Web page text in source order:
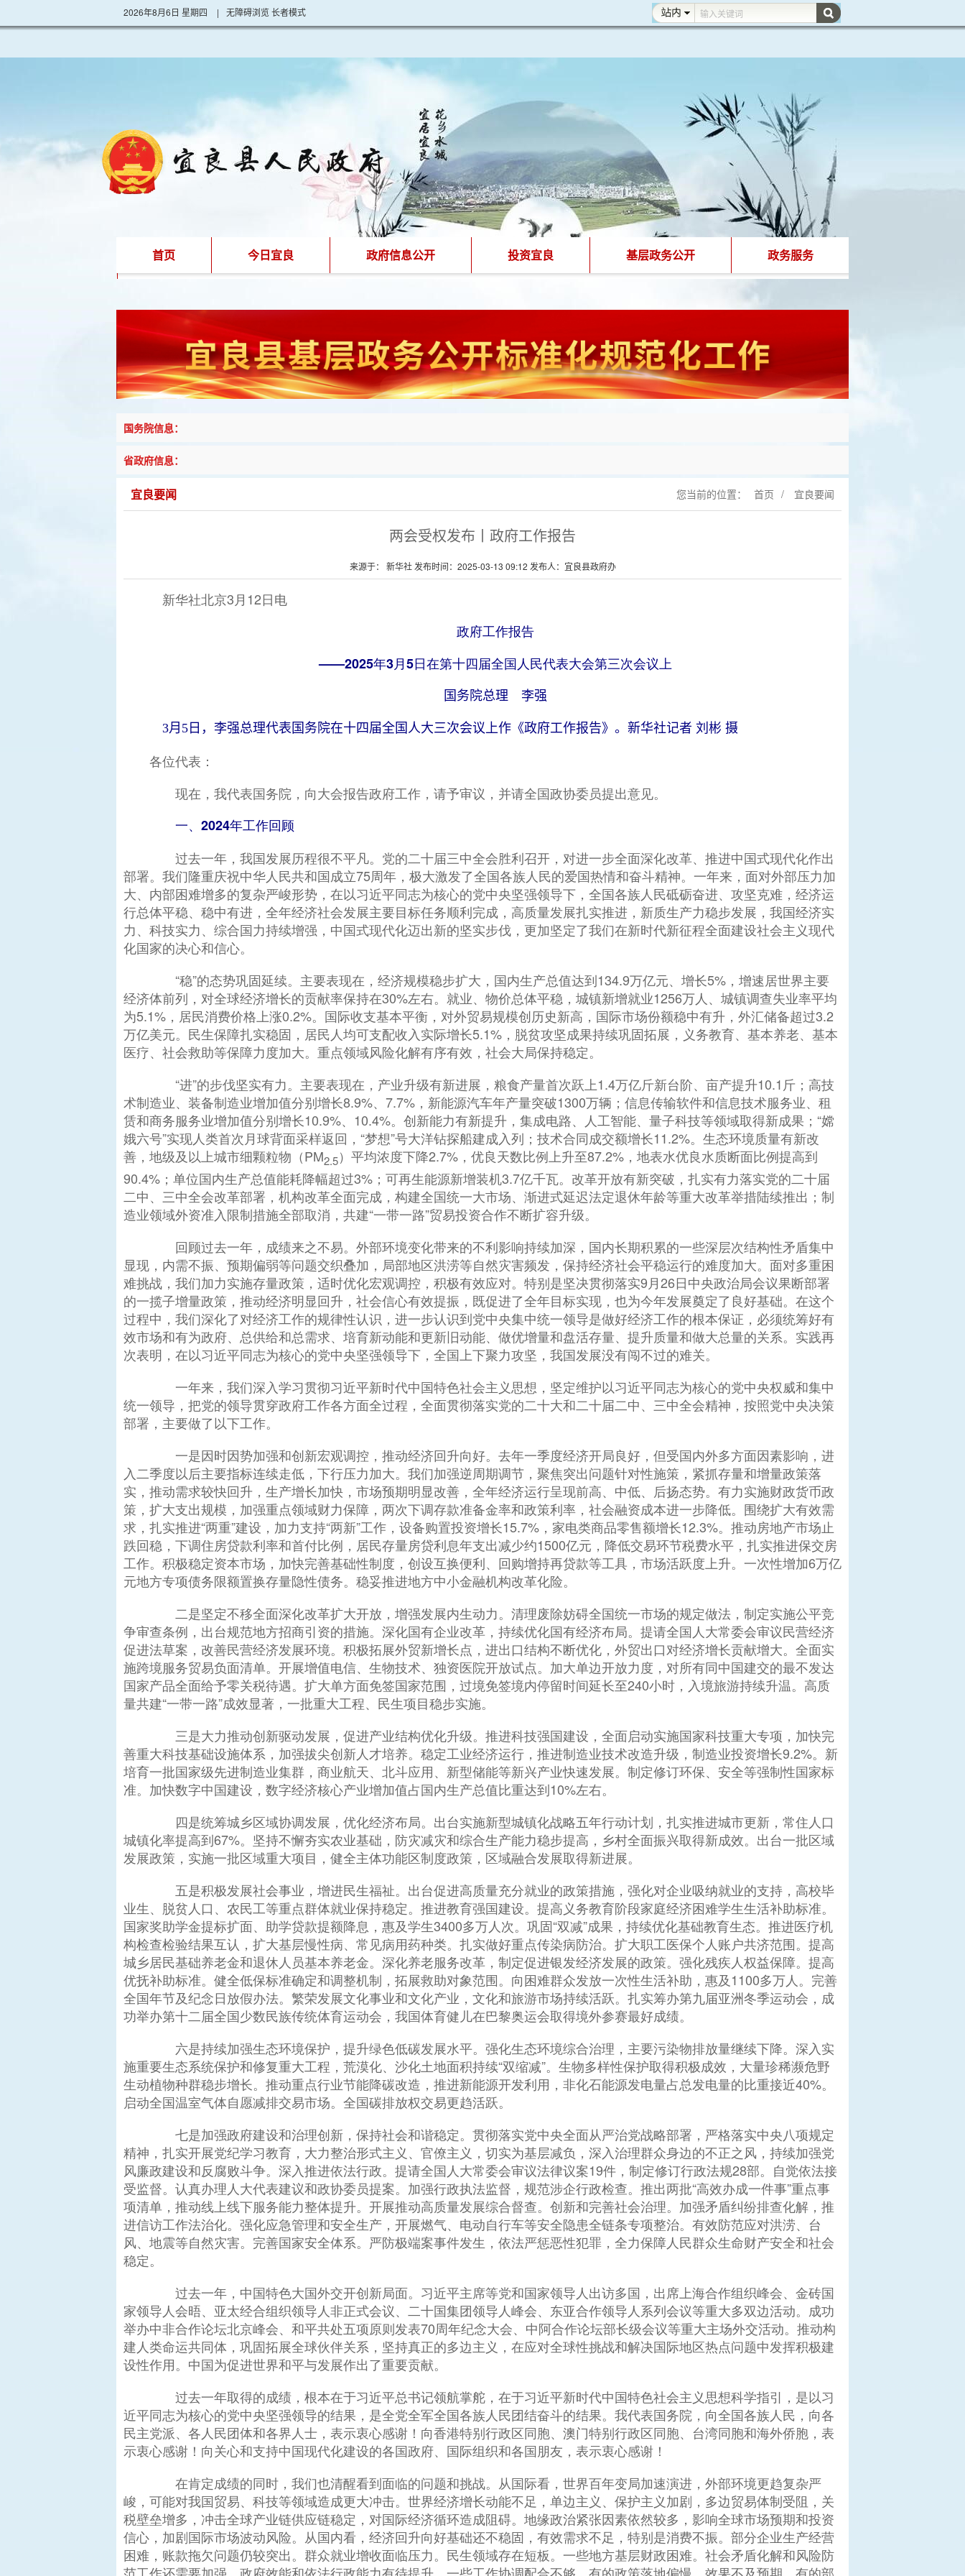
2026年8月6日 星期四 | 无障碍浏览长者模式
首页 今日宜良 政府信息公开 投资宜良 基层政务公开 政务服务
国务院信息：
省政府信息：
宜良要闻 您当前的位置： 首页 / 宜良要闻
两会受权发布丨政府工作报告
来源于： 新华社 发布时间：2025-03-13 09:12 发布人：宜良县政府办
新华社北京3月12日电
政府工作报告
——2025年3月5日在第十四届全国人民代表大会第三次会议上
国务院总理 李强
3月5日，李强总理代表国务院在十四届全国人大三次会议上作《政府工作报告》。新华社记者 刘彬 摄
各位代表：
现在，我代表国务院，向大会报告政府工作，请予审议，并请全国政协委员提出意见。
一、2024年工作回顾
过去一年，我国发展历程很不平凡。党的二十届三中全会胜利召开，对进一步全面深化改革、推进中国式现代化作出
部署。我们隆重庆祝中华人民共和国成立75周年，极大激发了全国各族人民的爱国热情和奋斗精神。一年来，面对外部压力加
大、内部困难增多的复杂严峻形势，在以习近平同志为核心的党中央坚强领导下，全国各族人民砥砺奋进、攻坚克难，经济运
行总体平稳、稳中有进，全年经济社会发展主要目标任务顺利完成，高质量发展扎实推进，新质生产力稳步发展，我国经济实
力、科技实力、综合国力持续增强，中国式现代化迈出新的坚实步伐，更加坚定了我们在新时代新征程全面建设社会主义现代
化国家的决心和信心。
“稳”的态势巩固延续。主要表现在，经济规模稳步扩大，国内生产总值达到134.9万亿元、增长5%，增速居世界主要
经济体前列，对全球经济增长的贡献率保持在30%左右。就业、物价总体平稳，城镇新增就业1256万人、城镇调查失业率平均
为5.1%，居民消费价格上涨0.2%。国际收支基本平衡，对外贸易规模创历史新高，国际市场份额稳中有升，外汇储备超过3.2
万亿美元。民生保障扎实稳固，居民人均可支配收入实际增长5.1%，脱贫攻坚成果持续巩固拓展，义务教育、基本养老、基本
医疗、社会救助等保障力度加大。重点领域风险化解有序有效，社会大局保持稳定。
“进”的步伐坚实有力。主要表现在，产业升级有新进展，粮食产量首次跃上1.4万亿斤新台阶、亩产提升10.1斤；高技
术制造业、装备制造业增加值分别增长8.9%、7.7%，新能源汽车年产量突破1300万辆；信息传输软件和信息技术服务业、租
赁和商务服务业增加值分别增长10.9%、10.4%。创新能力有新提升，集成电路、人工智能、量子科技等领域取得新成果；“嫦
娥六号”实现人类首次月球背面采样返回，“梦想”号大洋钻探船建成入列；技术合同成交额增长11.2%。生态环境质量有新改
善，地级及以上城市细颗粒物（PM2.5）平均浓度下降2.7%，优良天数比例上升至87.2%，地表水优良水质断面比例提高到
90.4%；单位国内生产总值能耗降幅超过3%；可再生能源新增装机3.7亿千瓦。改革开放有新突破，扎实有力落实党的二十届
二中、三中全会改革部署，机构改革全面完成，构建全国统一大市场、渐进式延迟法定退休年龄等重大改革举措陆续推出；制
造业领域外资准入限制措施全部取消，共建“一带一路”贸易投资合作不断扩容升级。
回顾过去一年，成绩来之不易。外部环境变化带来的不利影响持续加深，国内长期积累的一些深层次结构性矛盾集中
显现，内需不振、预期偏弱等问题交织叠加，局部地区洪涝等自然灾害频发，保持经济社会平稳运行的难度加大。面对多重困
难挑战，我们加力实施存量政策，适时优化宏观调控，积极有效应对。特别是坚决贯彻落实9月26日中央政治局会议果断部署
的一揽子增量政策，推动经济明显回升，社会信心有效提振，既促进了全年目标实现，也为今年发展奠定了良好基础。在这个
过程中，我们深化了对经济工作的规律性认识，进一步认识到党中央集中统一领导是做好经济工作的根本保证，必须统筹好有
效市场和有为政府、总供给和总需求、培育新动能和更新旧动能、做优增量和盘活存量、提升质量和做大总量的关系。实践再
次表明，在以习近平同志为核心的党中央坚强领导下，全国上下聚力攻坚，我国发展没有闯不过的难关。
一年来，我们深入学习贯彻习近平新时代中国特色社会主义思想，坚定维护以习近平同志为核心的党中央权威和集中
统一领导，把党的领导贯穿政府工作各方面全过程，全面贯彻落实党的二十大和二十届二中、三中全会精神，按照党中央决策
部署，主要做了以下工作。
一是因时因势加强和创新宏观调控，推动经济回升向好。去年一季度经济开局良好，但受国内外多方面因素影响，进
入二季度以后主要指标连续走低，下行压力加大。我们加强逆周期调节，聚焦突出问题针对性施策，紧抓存量和增量政策落
实，推动需求较快回升，生产增长加快，市场预期明显改善，全年经济运行呈现前高、中低、后扬态势。有力实施财政货币政
策，扩大支出规模，加强重点领域财力保障，两次下调存款准备金率和政策利率，社会融资成本进一步降低。围绕扩大有效需
求，扎实推进“两重”建设，加力支持“两新”工作，设备购置投资增长15.7%，家电类商品零售额增长12.3%。推动房地产市场止
跌回稳，下调住房贷款利率和首付比例，居民存量房贷利息年支出减少约1500亿元，降低交易环节税费水平，扎实推进保交房
工作。积极稳定资本市场，加快完善基础性制度，创设互换便利、回购增持再贷款等工具，市场活跃度上升。一次性增加6万亿
元地方专项债务限额置换存量隐性债务。稳妥推进地方中小金融机构改革化险。
二是坚定不移全面深化改革扩大开放，增强发展内生动力。清理废除妨碍全国统一市场的规定做法，制定实施公平竞
争审查条例，出台规范地方招商引资的措施。深化国有企业改革，持续优化国有经济布局。提请全国人大常委会审议民营经济
促进法草案，改善民营经济发展环境。积极拓展外贸新增长点，进出口结构不断优化，外贸出口对经济增长贡献增大。全面实
施跨境服务贸易负面清单。开展增值电信、生物技术、独资医院开放试点。加大单边开放力度，对所有同中国建交的最不发达
国家产品全面给予零关税待遇。扩大单方面免签国家范围，过境免签境内停留时间延长至240小时，入境旅游持续升温。高质
量共建“一带一路”成效显著，一批重大工程、民生项目稳步实施。
三是大力推动创新驱动发展，促进产业结构优化升级。推进科技强国建设，全面启动实施国家科技重大专项，加快完
善重大科技基础设施体系，加强拔尖创新人才培养。稳定工业经济运行，推进制造业技术改造升级，制造业投资增长9.2%。新
培育一批国家级先进制造业集群，商业航天、北斗应用、新型储能等新兴产业快速发展。制定修订环保、安全等强制性国家标
准。加快数字中国建设，数字经济核心产业增加值占国内生产总值比重达到10%左右。
四是统筹城乡区域协调发展，优化经济布局。出台实施新型城镇化战略五年行动计划，扎实推进城市更新，常住人口
城镇化率提高到67%。坚持不懈夯实农业基础，防灾减灾和综合生产能力稳步提高，乡村全面振兴取得新成效。出台一批区域
发展政策，实施一批区域重大项目，健全主体功能区制度政策，区域融合发展取得新进展。
五是积极发展社会事业，增进民生福祉。出台促进高质量充分就业的政策措施，强化对企业吸纳就业的支持，高校毕
业生、脱贫人口、农民工等重点群体就业保持稳定。推进教育强国建设。提高义务教育阶段家庭经济困难学生生活补助标准。
国家奖助学金提标扩面、助学贷款提额降息，惠及学生3400多万人次。巩固“双减”成果，持续优化基础教育生态。推进医疗机
构检查检验结果互认，扩大基层慢性病、常见病用药种类。扎实做好重点传染病防治。扩大职工医保个人账户共济范围。提高
城乡居民基础养老金和退休人员基本养老金。深化养老服务改革，制定促进银发经济发展的政策。强化残疾人权益保障。提高
优抚补助标准。健全低保标准确定和调整机制，拓展救助对象范围。向困难群众发放一次性生活补助，惠及1100多万人。完善
全国年节及纪念日放假办法。繁荣发展文化事业和文化产业，文化和旅游市场持续活跃。扎实筹办第九届亚洲冬季运动会，成
功举办第十二届全国少数民族传统体育运动会，我国体育健儿在巴黎奥运会取得境外参赛最好成绩。
六是持续加强生态环境保护，提升绿色低碳发展水平。强化生态环境综合治理，主要污染物排放量继续下降。深入实
施重要生态系统保护和修复重大工程，荒漠化、沙化土地面积持续“双缩减”。生物多样性保护取得积极成效，大量珍稀濒危野
生动植物种群稳步增长。推动重点行业节能降碳改造，推进新能源开发利用，非化石能源发电量占总发电量的比重接近40%。
启动全国温室气体自愿减排交易市场。全国碳排放权交易更趋活跃。
七是加强政府建设和治理创新，保持社会和谐稳定。贯彻落实党中央全面从严治党战略部署，严格落实中央八项规定
精神，扎实开展党纪学习教育，大力整治形式主义、官僚主义，切实为基层减负，深入治理群众身边的不正之风，持续加强党
风廉政建设和反腐败斗争。深入推进依法行政。提请全国人大常委会审议法律议案19件，制定修订行政法规28部。自觉依法接
受监督。认真办理人大代表建议和政协委员提案。加强行政执法监督，规范涉企行政检查。推出两批“高效办成一件事”重点事
项清单，推动线上线下服务能力整体提升。开展推动高质量发展综合督查。创新和完善社会治理。加强矛盾纠纷排查化解，推
进信访工作法治化。强化应急管理和安全生产，开展燃气、电动自行车等安全隐患全链条专项整治。有效防范应对洪涝、台
风、地震等自然灾害。完善国家安全体系。严防极端案事件发生，依法严惩恶性犯罪，全力保障人民群众生命财产安全和社会
稳定。
过去一年，中国特色大国外交开创新局面。习近平主席等党和国家领导人出访多国，出席上海合作组织峰会、金砖国
家领导人会晤、亚太经合组织领导人非正式会议、二十国集团领导人峰会、东亚合作领导人系列会议等重大多双边活动。成功
举办中非合作论坛北京峰会、和平共处五项原则发表70周年纪念大会、中阿合作论坛部长级会议等重大主场外交活动。推动构
建人类命运共同体，巩固拓展全球伙伴关系，坚持真正的多边主义，在应对全球性挑战和解决国际地区热点问题中发挥积极建
设性作用。中国为促进世界和平与发展作出了重要贡献。
过去一年取得的成绩，根本在于习近平总书记领航掌舵，在于习近平新时代中国特色社会主义思想科学指引，是以习
近平同志为核心的党中央坚强领导的结果，是全党全军全国各族人民团结奋斗的结果。我代表国务院，向全国各族人民，向各
民主党派、各人民团体和各界人士，表示衷心感谢！向香港特别行政区同胞、澳门特别行政区同胞、台湾同胞和海外侨胞，表
示衷心感谢！向关心和支持中国现代化建设的各国政府、国际组织和各国朋友，表示衷心感谢！
在肯定成绩的同时，我们也清醒看到面临的问题和挑战。从国际看，世界百年变局加速演进，外部环境更趋复杂严
峻，可能对我国贸易、科技等领域造成更大冲击。世界经济增长动能不足，单边主义、保护主义加剧，多边贸易体制受阻，关
税壁垒增多，冲击全球产业链供应链稳定，对国际经济循环造成阻碍。地缘政治紧张因素依然较多，影响全球市场预期和投资
信心，加剧国际市场波动风险。从国内看，经济回升向好基础还不稳固，有效需求不足，特别是消费不振。部分企业生产经营
困难，账款拖欠问题仍较突出。群众就业增收面临压力。民生领域存在短板。一些地方基层财政困难。社会矛盾化解和风险防
范工作还需要加强。政府效能和依法行政能力有待提升。一些工作协调配合不够，有的政策落地偏慢、效果不及预期。有的部